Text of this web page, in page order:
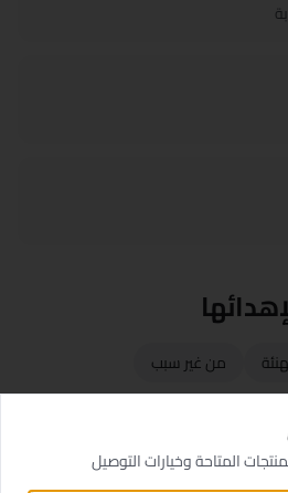
من غير سبب
المتاحة وخيارات التوصيل